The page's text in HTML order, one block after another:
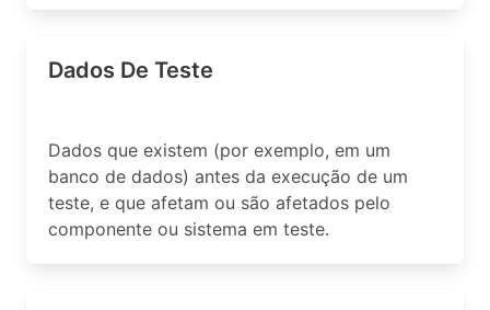
Dados De Teste
Dados que existem (por exemplo, em um
banco de dados) antes da execução de um
teste, e que afetam ou são afetados pelo
componente ou sistema em teste.